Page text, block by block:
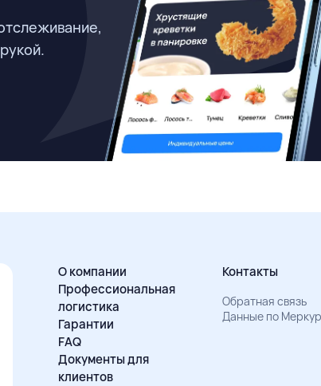
О компании
Профессиональная
логистика
Гарантии
FAQ
Документы для
клиентов
Контакты
Обратная связь
Данные по